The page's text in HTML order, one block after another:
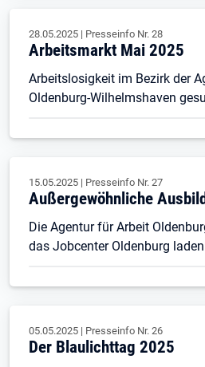
28.05.2025 | Presseinfo Nr. 28
Arbeitsmarkt Mai 2025
Arbeitslosigkeit im Bezirk der
Oldenburg-Wilhelmshaven
15.05.2025 | Presseinfo Nr. 27
Außergewöhnliche
Die Agentur für Arbeit
das Jobcenter Oldenburg
05.05.2025 | Presseinfo Nr. 26
Der Blaulichttag 2025